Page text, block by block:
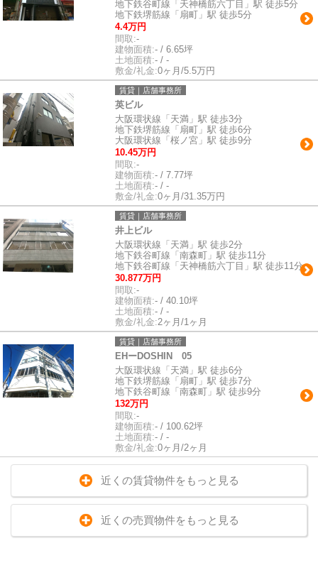
地下鉄谷町線「天神橋筋六丁目」駅 徒歩5分
地下鉄堺筋線「扇町」駅 徒歩5分
4.4万円
間取:-
建物面積:- / 6.65坪
土地面積:- / -
敷金/礼金:0ヶ月/5.5万円
賃貸｜店舗事務所
英ビル
大阪環状線「天満」駅 徒歩3分
地下鉄堺筋線「扇町」駅 徒歩6分
大阪環状線「桜ノ宮」駅 徒歩9分
10.45万円
間取:-
建物面積:- / 7.77坪
土地面積:- / -
敷金/礼金:0ヶ月/31.35万円
賃貸｜店舗事務所
井上ビル
大阪環状線「天満」駅 徒歩2分
地下鉄谷町線「南森町」駅 徒歩11分
地下鉄谷町線「天神橋筋六丁目」駅 徒歩11分
30.877万円
間取:-
建物面積:- / 40.10坪
土地面積:- / -
敷金/礼金:2ヶ月/1ヶ月
賃貸｜店舗事務所
EHーDOSHIN 05
大阪環状線「天満」駅 徒歩6分
地下鉄堺筋線「扇町」駅 徒歩7分
地下鉄谷町線「南森町」駅 徒歩9分
132万円
間取:-
建物面積:- / 100.62坪
土地面積:- / -
敷金/礼金:0ヶ月/2ヶ月
近くの賃貸物件をもっと見る
近くの売買物件をもっと見る